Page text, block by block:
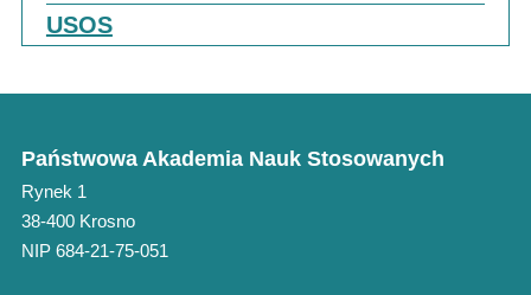
USOS
Państwowa Akademia Nauk Stosowanych
Rynek 1
38-400 Krosno
NIP 684-21-75-051